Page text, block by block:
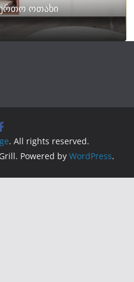
ოთახი
. All rights reserved.
Powered by WordPress.